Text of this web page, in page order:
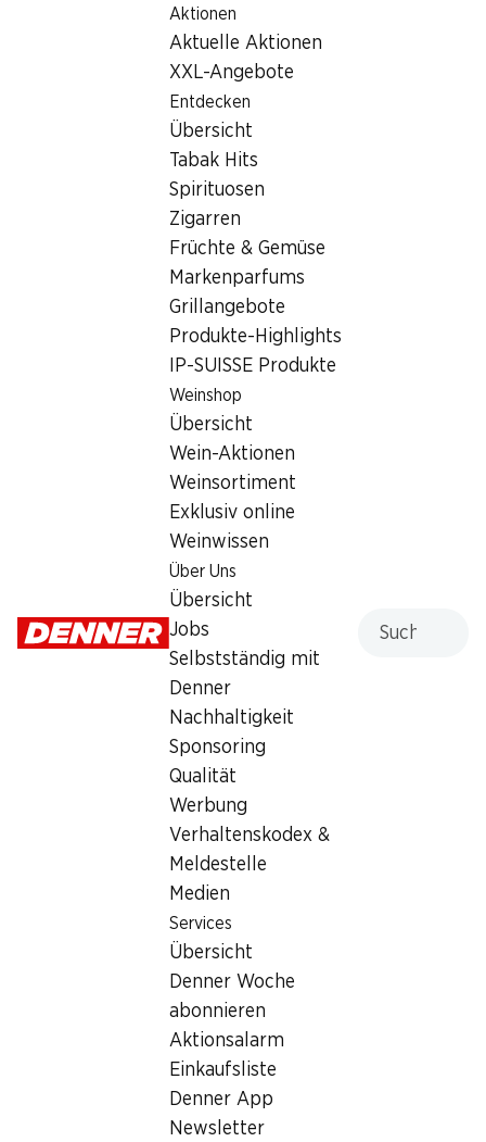
Aktionen
Aktuelle Aktionen
XXL-Angebote
Entdecken
Übersicht
Tabak Hits
Spirituosen
Zigarren
Früchte & Gemüse
Markenparfums
Grillangebote
Produkte-Highlights
IP-SUISSE Produkte
Weinshop
Übersicht
Wein-Aktionen
Weinsortiment
Exklusiv online
Weinwissen
Über Uns
Übersicht
Jobs
Selbstständig mit
Denner
Nachhaltigkeit
Sponsoring
Qualität
Werbung
Verhaltenskodex &
Meldestelle
Medien
Services
Übersicht
Denner Woche
abonnieren
Aktionsalarm
Einkaufsliste
Denner App
Newsletter
Filialsuche Denner Filiale Talweg 0, 3063 Ittigen
3063 Ittigen, Talgutzentrum
Talweg 0, 3063 Ittigen
Zur Wegbeschreibung
Öffnungszeiten
Mittwoch 08:00 - 19:00
Bargeldbezug mit Post - / M-Card